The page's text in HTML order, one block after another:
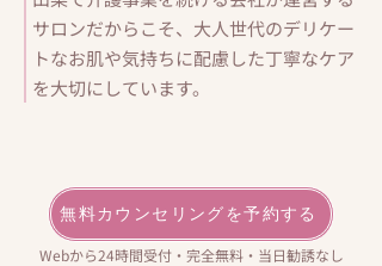
サロンだからこそ、大人世代のデリケー
トなお肌や気持ちに配慮した丁寧なケア
を大切にしています。
無料カウンセリングを予約する
Webから24時間受付・完全無料・当日勧誘なし